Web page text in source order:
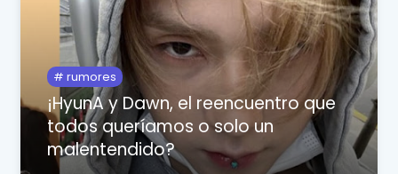
rumores
¡HyunA y Dawn, el reencuentro que
todos queríamos o solo un
malentendido?